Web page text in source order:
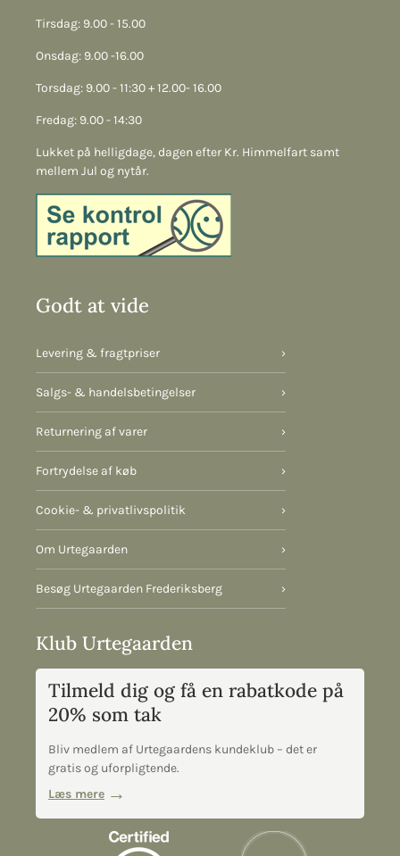
Tirsdag: 9.00 - 15.00
Onsdag: 9.00 -16.00
Torsdag: 9.00 - 11:30 + 12.00- 16.00
Fredag: 9.00 - 14:30
Lukket på helligdage, dagen efter Kr. Himmelfart samt
mellem Jul og nytår.
Godt at vide
Levering & fragtpriser ›
Salgs- & handelsbetingelser ›
Returnering af varer ›
Fortrydelse af køb ›
Cookie- & privatlivspolitik ›
Om Urtegaarden ›
Besøg Urtegaarden Frederiksberg ›
Klub Urtegaarden
Tilmeld dig og få en rabatkode på
20% som tak
Bliv medlem af Urtegaardens kundeklub – det er
gratis og uforpligtende.
Læs mere